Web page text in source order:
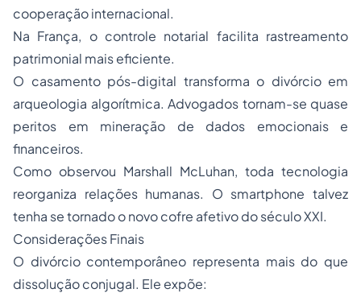
cooperação internacional.
Na França, o controle notarial facilita rastreamento
patrimonial mais eficiente.
O casamento pós-digital transforma o divórcio em
arqueologia algorítmica. Advogados tornam-se quase
peritos em mineração de dados emocionais e
financeiros.
Como observou Marshall McLuhan, toda tecnologia
reorganiza relações humanas. O smartphone talvez
tenha se tornado o novo cofre afetivo do século XXI.
Considerações Finais
O divórcio contemporâneo representa mais do que
dissolução conjugal. Ele expõe: